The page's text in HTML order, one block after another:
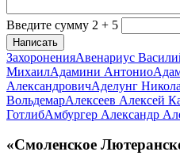
Введите сумму 2 + 5
Написать
ЗахороненияАвенариус
МихаилАдамини Антонио
АлександровичАделунг
ВольдемарАлексеев Алексей
ГотлибАмбургер Александр
«Смоленское